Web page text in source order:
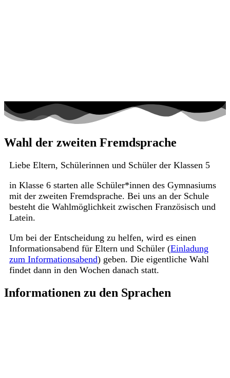
Wahl der zweiten Fremdsprache
Liebe Eltern, Schülerinnen und Schüler der Klassen 5
in Klasse 6 starten alle Schüler*innen des Gymnasiums
mit der zweiten Fremdsprache. Bei uns an der Schule
besteht die Wahlmöglichkeit zwischen Französisch und
Latein.
Um bei der Entscheidung zu helfen, wird es einen
Informationsabend für Eltern und Schüler (Einladung
zum Informationsabend) geben. Die eigentliche Wahl
findet dann in den Wochen danach statt.
Informationen zu den Sprachen